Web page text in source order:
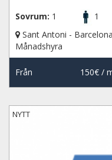
Sovrum: 1 1
Sant Antoni - Barcelona
Månadshyra
Från 150€/
NYTT